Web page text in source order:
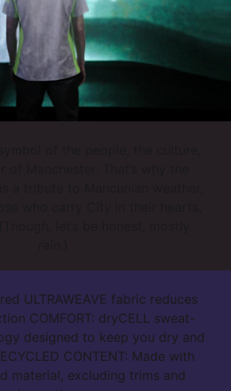
adornos y decoraciones
Dobby, con ULTRAWEAVE
ULTRAWEAVE fabric reduces
COMFORT: dryCELL sweat-
designed to keep you dry and
CONTENT: Made with
material, excluding trims and